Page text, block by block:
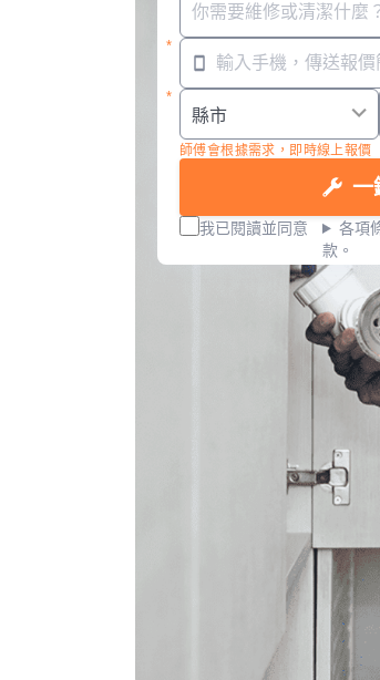
師傅會根據需求，即時線上報價
一
我已閱讀並同意
各項
款。